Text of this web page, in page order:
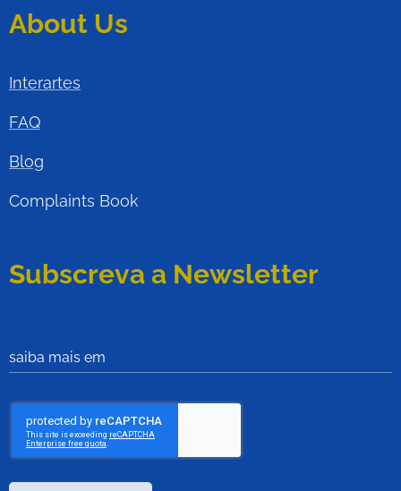
About Us
Interartes
FAQ
Blog
Complaints Book
Subscreva a Newsletter
saiba mais em